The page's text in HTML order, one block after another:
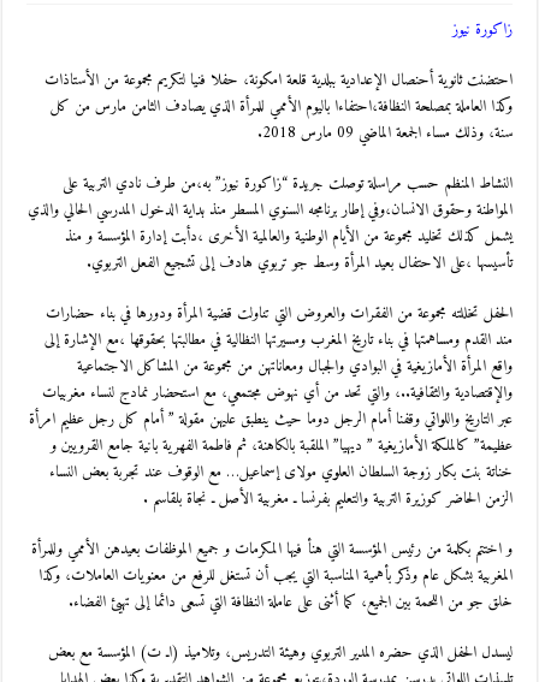
زاكورة نيوز
احتضنت ثانوية أحنصال الإعدادية ببلدية قلعة امكونة، حفلا فنيا لتكريم مجموعة من الأستاذات
وكذا العاملة بمصلحة النظافة،احتفاءا باليوم الأممي للمرأة الذي يصادف الثامن مارس من كل
سنة، وذلك مساء الجمعة الماضي 09 مارس 2018.
النشاط المنظم حسب مراسلة توصلت جريدة “زاكورة نيوز” به،من طرف نادي التربية على
المواطنة وحقوق الانسان،وفي إطار برنامجه السنوي المسطر منذ بداية الدخول المدرسي الحالي والذي
يشمل كذلك تخليد مجموعة من الأيام الوطنية والعالمية الأخرى ،دأبت إدارة المؤسسة و منذ
تأسيسها ،على الاحتفال بعيد المرأة وسط جو تربوي هادف إلى تشجيع الفعل التربوي.
الحفل تخللته مجموعة من الفقرات والعروض التي تناولت قضية المرأة ودورها في بناء حضارات
مند القدم ومساهمتها في بناء تاريخ المغرب ومسيرتها النظالية في مطالبتها بحقوقها ،مع الإشارة إلى
واقع المرأة الأمازيغية في البوادي والجبال ومعاناتهن من مجموعة من المشاكل الاجتماعية
والإقتصادية والثقافية..، والتي تحد من أي نهوض مجتمعي، مع استحضار نمادج لنساء مغربيات
عبر التاريخ واللواتي وقفنا أمام الرجل دوما حيث ينطبق عليهن مقولة ” أمام كل رجل عظيم امرأة
عظيمة” كالملكة الأمازيغية ” ديهيا” الملقبة بالكاهنة، ثم فاطمة الفهرية بانية جامع القرويين و
خناتة بنت بكار زوجة السلطان العلوي مولاى إسماعيل… مع الوقوف عند تجربة بعض النساء
الزمن الحاضر كوزيرة التربية والتعليم بفرنسا ـ مغربية الأصل ـ نجاة بلقاسم .
و اختتم بكلمة من رئيس المؤسسة التي هنأ فيها المكرمات و جميع الموظفات بعيدهن الأممي وللمرأة
المغربية بشكل عام وذكر بأهمية المناسبة التي يجب أن تستغل للرفع من معنويات العاملات، وكذا
خلق جو من اللحمة بين الجميع، كما أثنى على عاملة النظافة التي تسعى دائما إلى تهيئ الفضاء.
ليسدل الحفل الذي حضره المدير التربوي وهيئة التدريس، وتلاميذ (اـ ت) المؤسسة مع بعض